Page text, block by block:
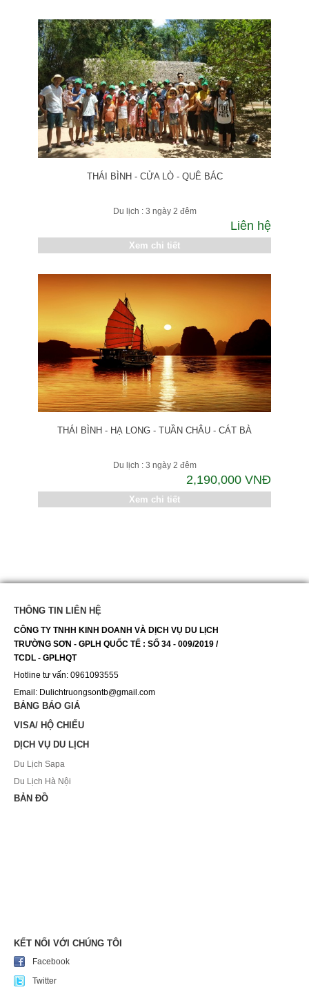
THÁI BÌNH - CỬA LÒ - QUÊ BÁC
Du lịch : 3 ngày 2 đêm
Liên hệ
Xem chi tiết
THÁI BÌNH - HẠ LONG - TUẦN CHÂU - CÁT BÀ
Du lịch : 3 ngày 2 đêm
2,190,000 VNĐ
Xem chi tiết
THÔNG TIN LIÊN HỆ
CÔNG TY TNHH KINH DOANH VÀ DỊCH VỤ DU LỊCH
TRƯỜNG SƠN - GPLH QUỐC TẾ : SỐ 34 - 009/2019 /
TCDL - GPLHQT
Hotline tư vấn: 0961093555
Email: Dulichtruongsontb@gmail.com
BẢNG BÁO GIÁ
VISA/ HỘ CHIẾU
DỊCH VỤ DU LỊCH
Du Lịch Sapa
Du Lịch Hà Nội
BẢN ĐỒ
KẾT NỐI VỚI CHÚNG TÔI
Facebook
Twitter